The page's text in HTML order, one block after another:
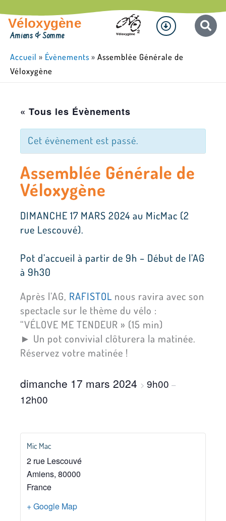
au
contenu
Véloxygène
Amiens & Somme
Menu
Accueil » Évènements » Assemblée Générale de
Véloxygène
« Tous les Évènements
Cet évènement est passé.
Assemblée Générale de
Véloxygène
DIMANCHE 17 MARS 2024 au MicMac (2
rue Lescouvé).
Pot d’accueil à partir de 9h – Début de l’AG
à 9h30
Après l’AG, RAFISTOL nous ravira avec son
spectacle sur le thème du vélo :
“VÉLOVE ME TENDEUR » (15 min)
► Un pot convivial clôturera la matinée.
Réservez votre matinée !
dimanche 17 mars 2024 > 9h00 –
12h00
Mic Mac
2 rue Lescouvé
Amiens, 80000
France
+ Google Map